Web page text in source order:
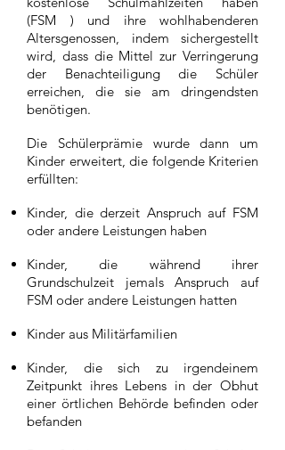
(FSM ) und ihre wohlhabenderen
Altersgenossen, indem sichergestellt
wird, dass die Mittel zur Verringerung
der Benachteiligung die Schüler
erreichen, die sie am dringendsten
benötigen.
Die Schülerprämie wurde dann um
Kinder erweitert, die folgende Kriterien
erfüllten:
Kinder, die derzeit Anspruch auf FSM
oder andere Leistungen haben
Kinder, die während ihrer
Grundschulzeit jemals Anspruch auf
FSM oder andere Leistungen hatten
Kinder aus Militärfamilien
Kinder, die sich zu irgendeinem
Zeitpunkt ihres Lebens in der Obhut
einer örtlichen Behörde befinden oder
befanden